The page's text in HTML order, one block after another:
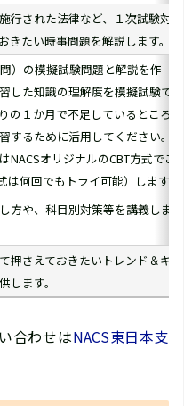
行された法律など、１次試験対
きたい時事問題を解説します。
）の模擬試験問題と解説を作
した知識の理解度を模擬試験で
の１か月で不足しているところ
するために活用してください。
NACSオリジナルのCBT方式でご
は何回でもトライ可能）します。
⽅や、科⽬別対策等を講義しま
押さえておきたいトレンド＆キ
します。
合わせはNACS東日本支